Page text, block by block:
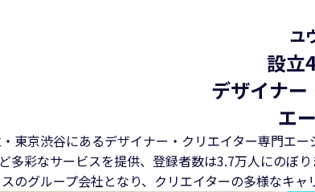
ユ
設立
デザイナー
エ
東京渋谷にあるデザイナー・クリエイター専門エー
多彩なサービスを提供、 登録者数は3.7万人にのぼり
のグループ会社となり、 クリエイターの多様なキャ